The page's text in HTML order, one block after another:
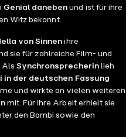
Genial daneben und ist für ihre
Witz bekannt.
von Sinnen ihre
sie für zahlreiche Film- und
AlsSynchronsprecherinlieh
in der deutschen Fassung
und wirkte an vielen weiteren
mit. Für ihre Arbeit erhielt sie
den Bambi sowie den